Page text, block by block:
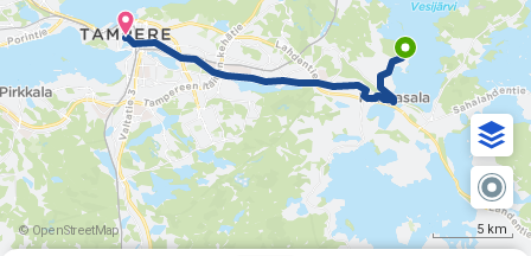
© OpenStreetMap 5 km